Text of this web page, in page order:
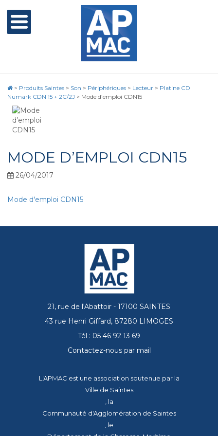
> Produits Saintes > Son > Périphériques > Lecteur > Platine CD
Numark CDN 15 + 2C/2J > Mode d’emploi CDN15
MODE D’EMPLOI CDN15
26/04/2017
Mode d'emploi CDN15
21, rue de l'Abattoir - 17100 SAINTES
43 rue Henri Giffard, 87280 LIMOGES
Tél : 05 46 92 13 69
Contactez-nous par mail
L'APMAC est une association soutenue par la
Ville de Saintes
, la
Communauté d'Agglomération de Saintes
, le